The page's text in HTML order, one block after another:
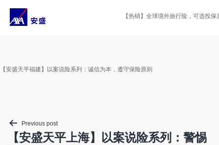
content
【热销】全球境外旅行险，可选投保后
【安盛天平福建】以案说险系列：诚信为本，遵守保险原则
Post
navigation
Previous post
【安盛天平上海】以案说险系列：警惕